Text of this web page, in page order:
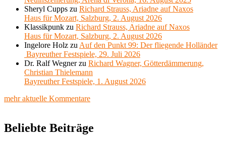
Sheryl Cupps zu Richard Strauss, Ariadne auf Naxos
Haus für Mozart, Salzburg, 2. August 2026
Klassikpunk zu Richard Strauss, Ariadne auf Naxos
Haus für Mozart, Salzburg, 2. August 2026
Ingelore Holz zu Auf den Punkt 99: Der fliegende Holländer
Bayreuther Festspiele, 29. Juli 2026
Dr. Ralf Wegnerzu Richard Wagner, Götterdämmerung,
Christian Thielemann
Bayreuther Festspiele, 1. August 2026
mehr aktuelle Kommentare
Beliebte Beiträge